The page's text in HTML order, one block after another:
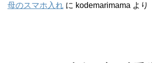
母のスマホ入れ に kodemarimama より